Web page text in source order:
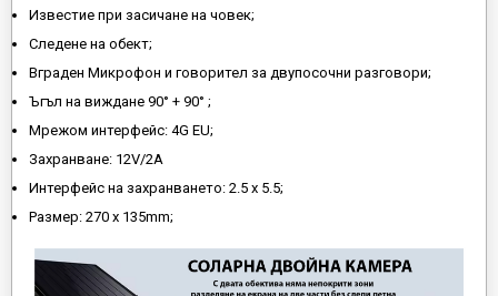
Известие при засичане на човек;
Следене на обект;
Вграден Микрофон и говорител за двупосочни разговори;
Ъгъл на виждане 90° + 90° ;
Мрежом интерфейс: 4G EU;
Захранване: 12V/2А
Интерфейс на захранването: 2.5 х 5.5;
Размер: 270 х 135mm;